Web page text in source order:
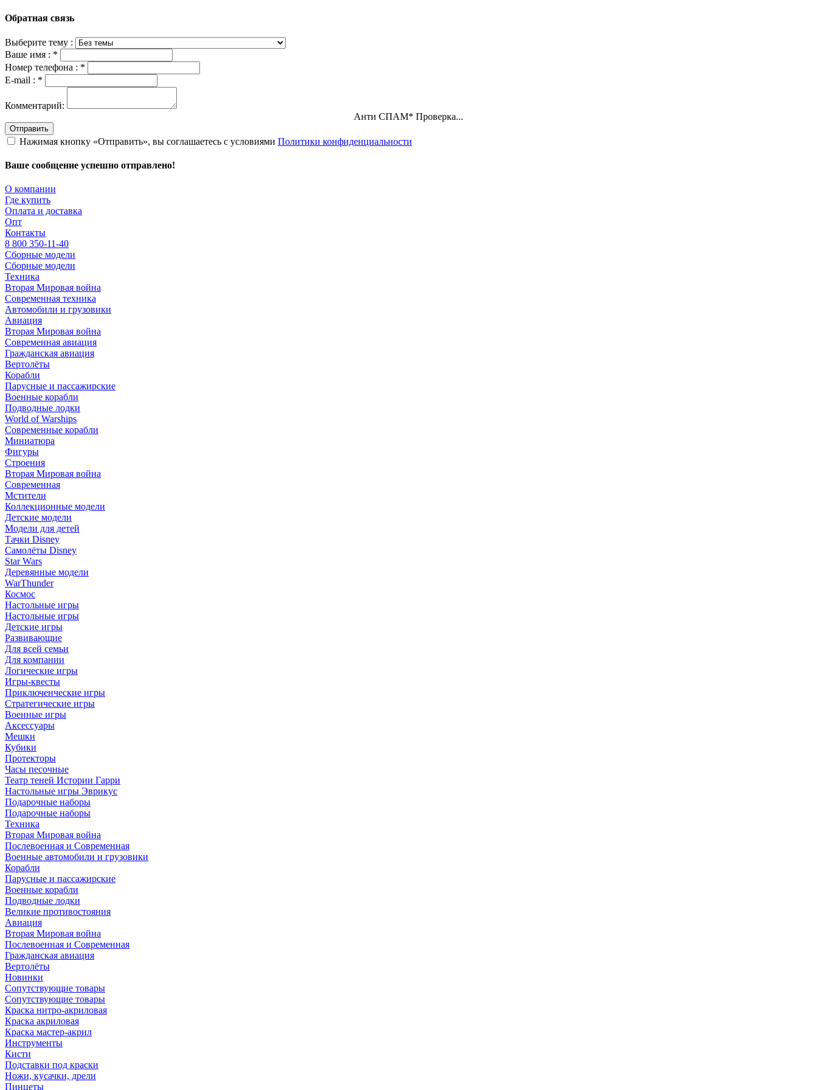
Обратная связь
Выберите тему :
Ваше имя : *
Номер телефона : *
E-mail : *
Комментарий:
Анти СПАМ* Проверка...
Отправить
Нажимая кнопку «Отправить», вы соглашаетесь с условиями Политики конфиденциальности
Ваше сообщение успешно отправлено!
О компании
Где купить
Оплата и доставка
Опт
Контакты
8 800 350-11-40
Сборные модели
Сборные модели
Техника
Вторая Мировая война
Современная техника
Автомобили и грузовики
Авиация
Вторая Мировая война
Современная авиация
Гражданская авиация
Вертолёты
Корабли
Парусные и пассажирские
Военные корабли
Подводные лодки
World of Warships
Современные корабли
Миниатюра
Фигуры
Строения
Вторая Мировая война
Современная
Мстители
Коллекционные модели
Детские модели
Модели для детей
Тачки Disney
Самолёты Disney
Star Wars
Деревянные модели
WarThunder
Космос
Настольные игры
Настольные игры
Детские игры
Развивающие
Для всей семьи
Для компании
Логические игры
Игры-квесты
Приключенческие игры
Стратегические игры
Военные игры
Аксессуары
Мешки
Кубики
Протекторы
Часы песочные
Театр теней Истории Гарри
Настольные игры Эврикус
Подарочные наборы
Подарочные наборы
Техника
Вторая Мировая война
Послевоенная и Современная
Военные автомобили и грузовики
Корабли
Парусные и пассажирские
Военные корабли
Подводные лодки
Великие противостояния
Авиация
Вторая Мировая война
Послевоенная и Современная
Гражданская авиация
Вертолёты
Новинки
Сопутствующие товары
Сопутствующие товары
Краска нитро-акриловая
Краска акриловая
Краска мастер-акрил
Инструменты
Кисти
Подставки под краски
Ножи, кусачки, дрели
Пинцеты